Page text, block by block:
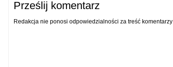
Prześlij komentarz
Redakcja nie ponosi odpowiedzialności za treść komentarzy